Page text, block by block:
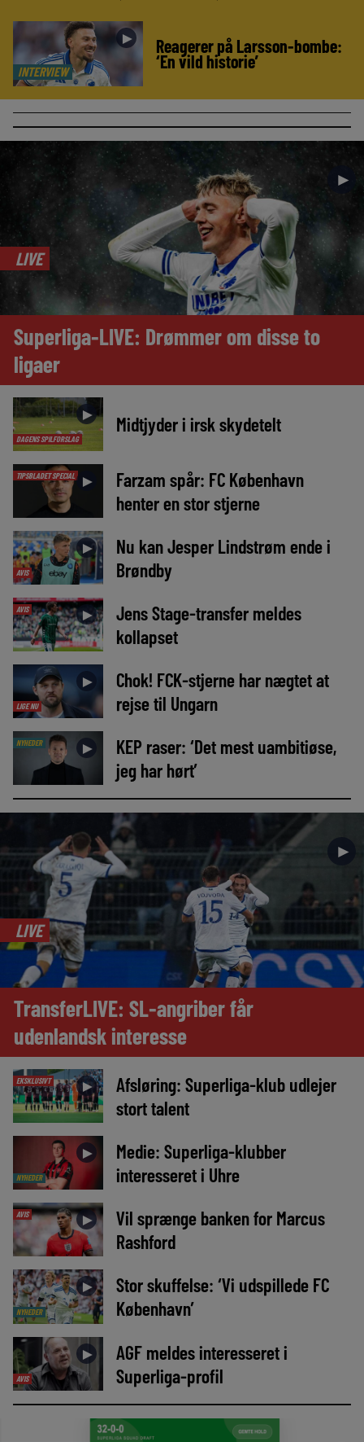
INTERVIEW
► Reagerer på Larsson-bombe:
‘En vild historie’
►
LIVE
Superliga-LIVE: Drømmer om disse to
ligaer
DAGENS SPILFORSLAG
► Midtjyder i irsk skydetelt
TIPSBLADET SPECIAL ►
Farzam spår: FC København
henter en stor stjerne
AVIS
►
Nu kan Jesper Lindstrøm ende i
Brøndby
AVIS ►
Jens Stage-transfer meldes
kollapset
LIGE NU
►
Chok! FCK-stjerne har nægtet at
rejse til Ungarn
NYHEDER ►
KEP raser: ‘Det mest uambitiøse,
jeg har hørt’
►
LIVE
TransferLIVE: SL-angriber får
udenlandsk interesse
EKSKLUSIVT ►
Afsløring: Superliga-klub udlejer
stort talent
NYHEDER
►
Medie: Superliga-klubber
interesseret i Uhre
AVIS ►
Vil sprænge banken for Marcus
Rashford
NYHEDER
►
Stor skuffelse: ‘Vi udspillede FC
København’
AVIS
►
AGF meldes interesseret i
Superliga-profil